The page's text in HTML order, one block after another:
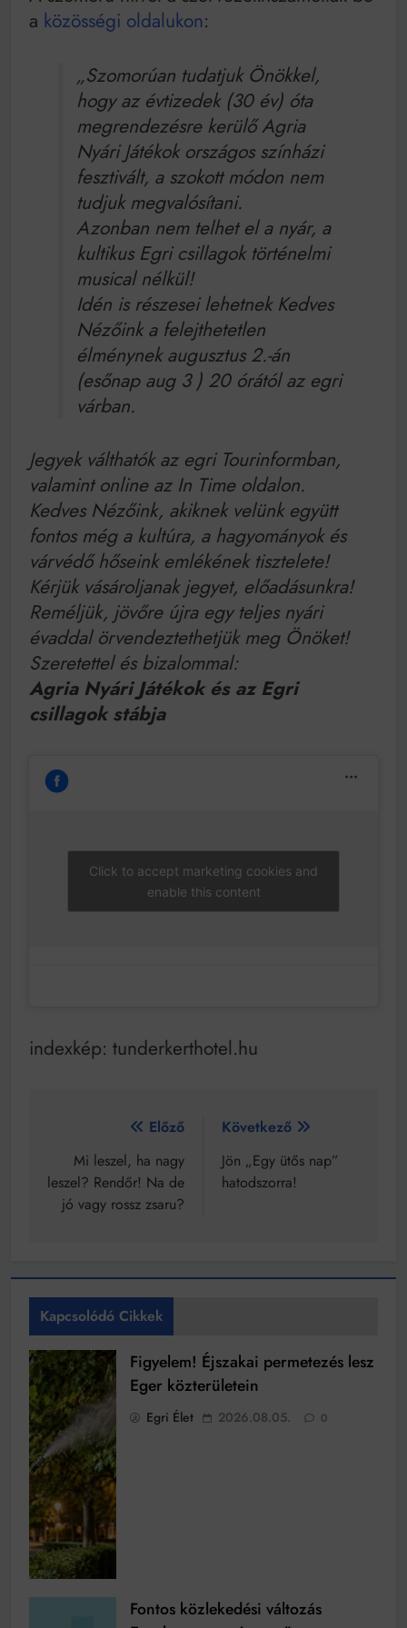
Mindenki a világot akarja uralni – de nem csak a 80-
as években
a közösségi oldalukon:
„Szomorúan tudatjuk Önökkel,
hogy az évtizedek (30 év) óta
megrendezésre kerülő Agria
Nyári Játékok országos színházi
fesztivált, a szokott módon nem
tudjuk megvalósítani.
Azonban nem telhet el a nyár, a
kultikus Egri csillagok történelmi
musical nélkül!
Idén is részesei lehetnek Kedves
Nézőink a felejthetetlen
élménynek augusztus 2.-án
(esőnap aug 3 ) 20 órától az egri
várban.
Jegyek válthatók az egri Tourinformban,
valamint online az In Time oldalon.
Kedves Nézőink, akiknek velünk együtt
fontos még a kultúra, a hagyományok és
várvédő hőseink emlékének tisztelete!
Kérjük vásároljanak jegyet, előadásunkra!
Reméljük, jövőre újra egy teljes nyári
évaddal örvendeztethetjük meg Önöket!
Szeretettel és bizalommal:
Agria Nyári Játékok és az Egri
csillagok stábja
Click to accept marketing cookies and
enable this content
indexkép: tunderkerthotel.hu
Bejegyzés
navigáció
Előző
Mi leszel, ha nagy
leszel? Rendőr! Na de
jó vagy rossz zsaru?
Következő
Jön „Egy ütős nap”
hatodszorra!
Kapcsolódó Cikkek
Figyelem! Éjszakai permetezés lesz
Eger közterületein
Egri Élet 2026.08.05. 0
Fontos közlekedési változás